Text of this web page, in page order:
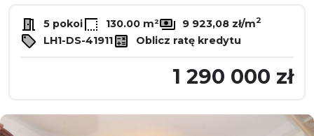
5 pokoi 130.00 m² 9 923,08 zł/m2
LH1-DS-41911 Oblicz ratę kredytu
1 290 000 zł